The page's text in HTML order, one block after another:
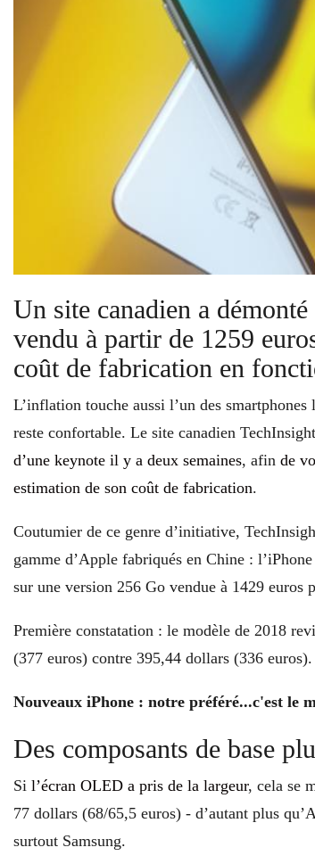
Un site canadien a
vendu à partir de 1259
coût de fabrication en
L’inflation touche aussi l’un des
reste confortable. Le site canadien
d’une keynote il y a deux semaines, afin de
estimation de son coût de fabrication.
Coutumier de ce genre d’initiative,
gamme d’Apple fabriqués en Chine :
sur une version 256 Go vendue à 1429 euros
Première constatation : le modèle de 2018
(377 euros) contre 395,44 dollars (336 euros).
Nouveaux iPhone : notre préféré...c'est le
Des composants de base
Si l’écran OLED a pris de la largeur, cela se
77 dollars (68/65,5 euros) - d’autant plus
surtout Samsung.